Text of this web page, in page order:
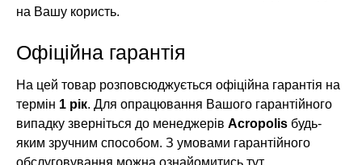
на Вашу користь.
Офіційна гарантія
На цей товар розповсюджується офіційна гарантія на
термін 1 рік. Для опрацювання Вашого гарантійного
випадку зверніться до менеджерів Acropolis будь-
яким зручним способом. З умовами гарантійного
обслуговування можна ознайомитись тут.